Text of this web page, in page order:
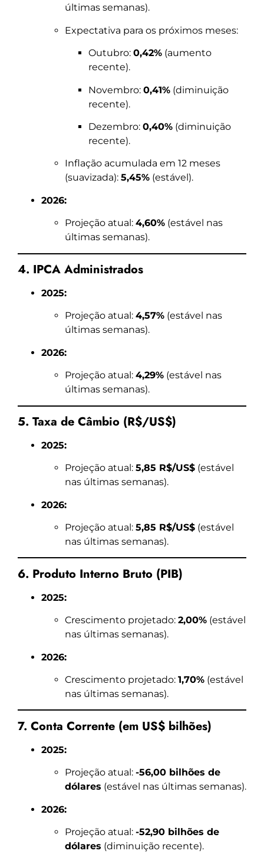
últimas semanas).
Expectativa para os próximos meses:
Outubro: 0,42% (aumento
recente).
Novembro: 0,41% (diminuição
recente).
Dezembro: 0,40% (diminuição
recente).
Inflação acumulada em 12 meses
(suavizada): 5,45% (estável).
2026:
Projeção atual: 4,60% (estável nas
últimas semanas).
4. IPCA Administrados
2025:
Projeção atual: 4,57% (estável nas
últimas semanas).
2026:
Projeção atual: 4,29% (estável nas
últimas semanas).
5. Taxa de Câmbio (R$/US$)
2025:
Projeção atual: 5,85 R$/US$ (estável
nas últimas semanas).
2026:
Projeção atual: 5,85 R$/US$ (estável
nas últimas semanas).
6. Produto Interno Bruto (PIB)
2025:
Crescimento projetado: 2,00% (estável
nas últimas semanas).
2026:
Crescimento projetado: 1,70% (estável
nas últimas semanas).
7. Conta Corrente (em US$ bilhões)
2025:
Projeção atual: -56,00 bilhões de
dólares (estável nas últimas semanas).
2026:
Projeção atual: -52,90 bilhões de
dólares (diminuição recente).